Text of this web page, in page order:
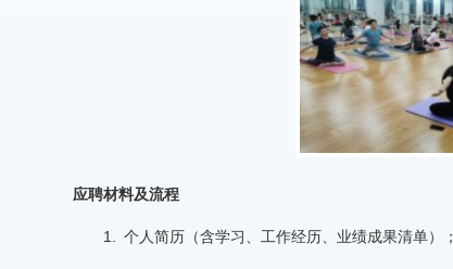
应聘材料及流程
1. 个人简历（含学习、工作经历、业绩成果清单）；